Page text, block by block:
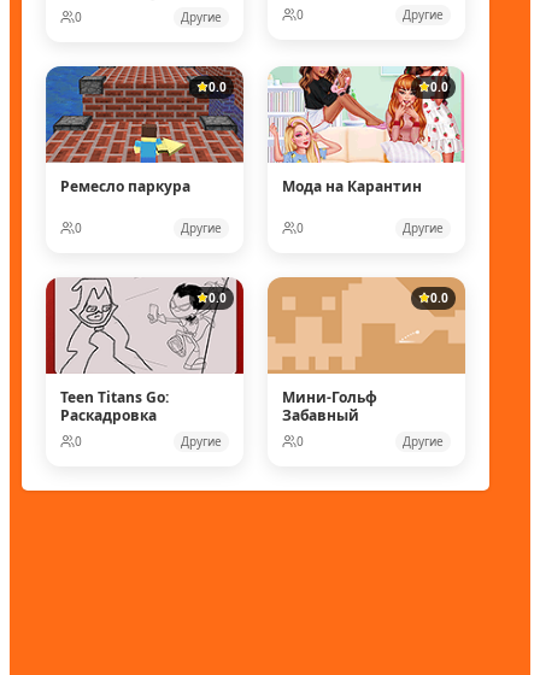
0 Другие 0 Другие
0.0
Ремесло паркура
0 Другие
0.0
Мода на Карантин
0 Другие
0.0
Teen Titans Go:
Раскадровка
0 Другие
0.0
Мини-Гольф
Забавный
0 Другие